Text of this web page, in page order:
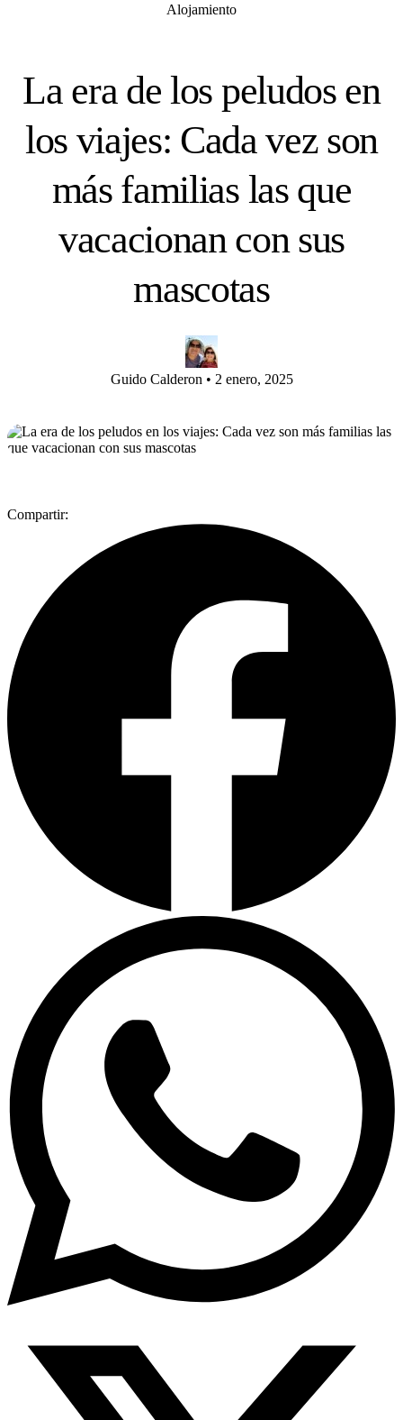
Alojamiento
La era de los peludos en
los viajes: Cada vez son
más familias las que
vacacionan con sus
mascotas
Guido Calderon • 2 enero, 2025
Compartir: